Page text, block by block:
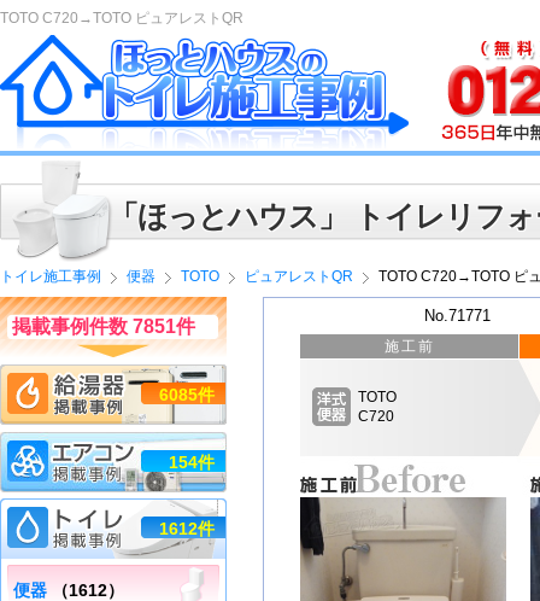
TOTO C720→TOTO ピュアレストQR
「ほっとハウス」 トイレリフ
トイレ施工事例 便器 TOTO ピュアレストQR TOTO C720→TOTO ピ
No.71771
施工前
TOTO
C720
掲載事例件数 7851件
6085件
154件
1612件
便器 （1612）